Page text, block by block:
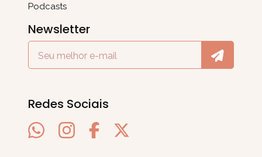
Podcasts
Newsletter
Redes Sociais